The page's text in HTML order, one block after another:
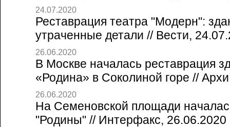
24.07.2020
Реставрация театра "Модерн":
утраченные детали // Вести,
26.06.2020
В Москве началась реставрация
«Родина» в Соколиной горе //
26.06.2020
На Семеновской площади
"Родины" // Интерфакс, 26.06.2020